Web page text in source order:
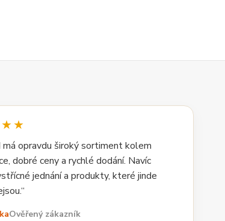
má opravdu široký sortiment kolem
dobré ceny a rychlé dodání. Navíc
jednání a produkty, které jinde
Ověřený zákazník